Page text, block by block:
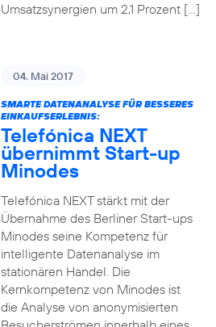
Umsatzsynergien um 2,1 Prozent […]
04. Mai 2017
SMARTE DATENANALYSE FÜR BESSERES
EINKAUFSERLEBNIS:
Telefónica NEXT
übernimmt Start-up
Minodes
Telefónica NEXT stärkt mit der
Übernahme des Berliner Start-ups
Minodes seine Kompetenz für
intelligente Datenanalyse im
stationären Handel. Die
Kernkompetenz von Minodes ist
die Analyse von anonymisierten